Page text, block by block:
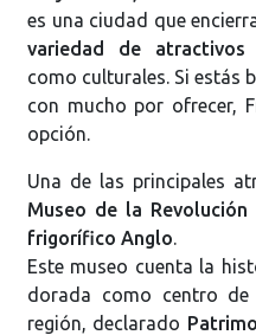
es una ciudad que
variedad de atractivos
como culturales. Si estás
con mucho por ofrecer,
opción.
Una de las principales
Museo de la Revolución
frigorífico Anglo.
Este museo cuenta la
dorada como centro
región, declarado